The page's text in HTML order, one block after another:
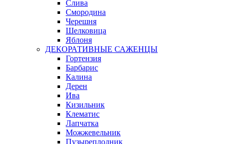
Слива
Смородина
Черешня
Шелковица
Яблоня
ДЕКОРАТИВНЫЕ САЖЕНЦЫ
Гортензия
Барбарис
Калина
Дерен
Ива
Кизильник
Клематис
Лапчатка
Можжевельник
Пузыреплодник